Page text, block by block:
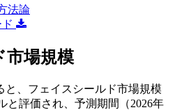
法論
市場規模
と、フェイスシールド市場規模
と評価され、予測期間（2026年